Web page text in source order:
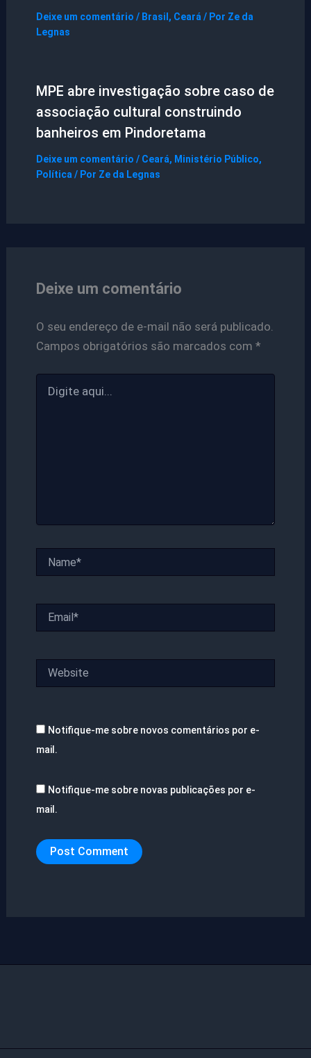
Deixe um comentário / Brasil , Ceará / Por Ze da
Legnas
MPE abre investigação sobre caso de
associação cultural construindo
banheiros em Pindoretama
Deixe um comentário / Ceará, Ministério Público,
Política / Por Ze da Legnas
Deixe um comentário
O seu endereço de e-mail não será publicado.
Campos obrigatórios são marcados com *
aqui...
Notifique-me sobre novos comentários por e-
mail.
Notifique-me sobre novas publicações por e-
mail.